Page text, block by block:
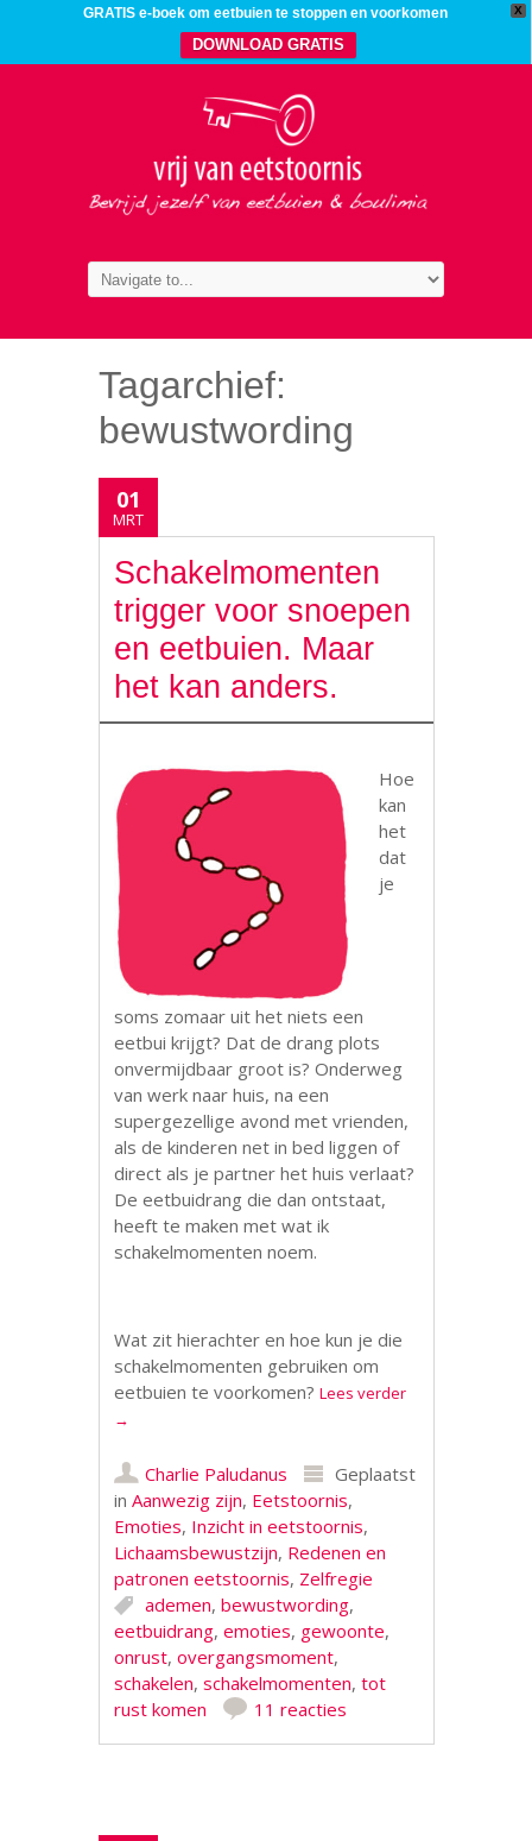
X
GRATIS e-boek om eetbuien te stoppen en voorkomen
DOWNLOAD GRATIS
Tagarchief:
bewustwording
01
MRT
Schakelmomenten
trigger voor snoepen
en eetbuien. Maar
het kan anders.
Hoe
kan
het
dat
je
soms zomaar uit het niets een
eetbui krijgt? Dat de drang plots
onvermijdbaar groot is? Onderweg
van werk naar huis, na een
supergezellige avond met vrienden,
als de kinderen net in bed liggen of
direct als je partner het huis verlaat?
De eetbuidrang die dan ontstaat,
heeft te maken met wat ik
schakelmomenten noem.
Wat zit hierachter en hoe kun je die
schakelmomenten gebruiken om
eetbuien te voorkomen?Lees verder
→
Charlie Paludanus
Geplaatst
inAanwezig zijn, Eetstoornis,
Emoties, Inzicht in eetstoornis,
Lichaamsbewustzijn, Redenen en
patronen eetstoornis, Zelfregie
ademen,bewustwording,
eetbuidrang,emoties, gewoonte,
onrust,overgangsmoment,
schakelen,schakelmomenten,tot
rust komen
11 reacties